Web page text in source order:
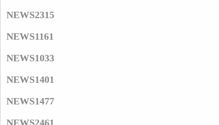
NEWS2315
NEWS1161
NEWS1033
NEWS1401
NEWS1477
NEWS2461